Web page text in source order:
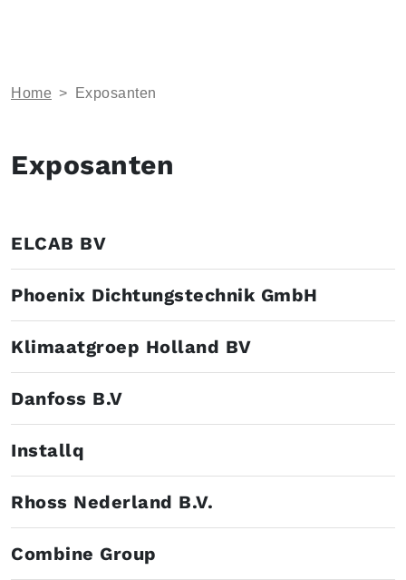
Home > Exposanten
Exposanten
ELCAB BV
Phoenix Dichtungstechnik GmbH
Klimaatgroep Holland BV
Danfoss B.V
Installq
Rhoss Nederland B.V.
Combine Group